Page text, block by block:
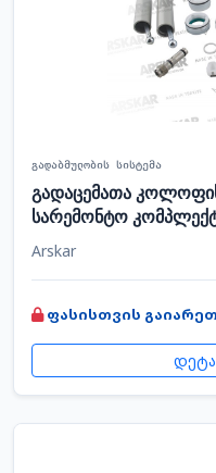
გადაბმულობის სისტემა
გადაცემათა
სარემონტო
Arskar
ფასისთვის